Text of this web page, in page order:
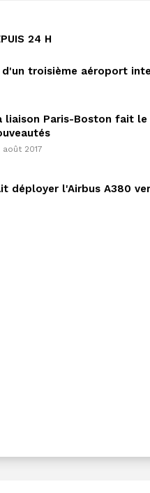
24 H
d'un troisième aéroport
liaison Paris-Boston fait le
août 2017
déployer l'Airbus A380